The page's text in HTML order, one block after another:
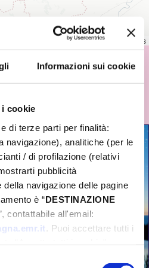
Informazioni sui cookie
cookie
di terze parti per finalità:
navigazione), analitiche (per le
/ di profilazione (relativi
pubblicità
navigazione delle pagine
è “DESTINAZIONE
contattabile all'email:
. Puoi accettare tutti i
OpenStreetMap contributors